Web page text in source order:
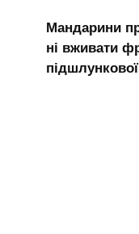
Мандарини
ні вживати